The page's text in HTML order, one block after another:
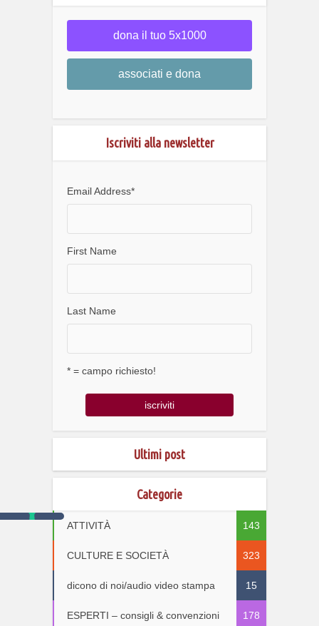
dona il tuo 5x1000
associati e dona
Iscriviti alla newsletter
Email Address*
First Name
Last Name
* = campo richiesto!
Ultimi post
Categorie
ATTIVITÀ 143
CULTURE E SOCIETÀ 323
dicono di noi/audio video stampa 15
ESPERTI – consigli & convenzioni 178